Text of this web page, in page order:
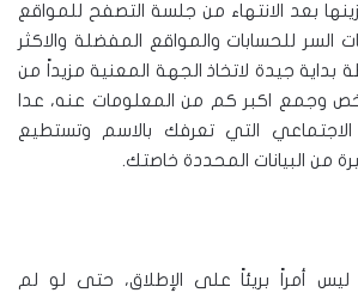
بعد الانتهاء من جلسة التصفح للمواقع
للحسابات والمواقع المفضلة والاكثر
بداية جيدة لاتخاذ الجهة المعنية مزيداً من
وجمع اكبر كم من المعلومات عنه، عدا
التي تعرفك بالاسم وتستطيع
من البيانات المحددة خاصتك.
ليس أمراً بريئاً على الإطلاق، حتى لو لم